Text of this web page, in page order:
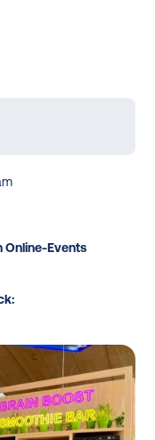
Online-Events